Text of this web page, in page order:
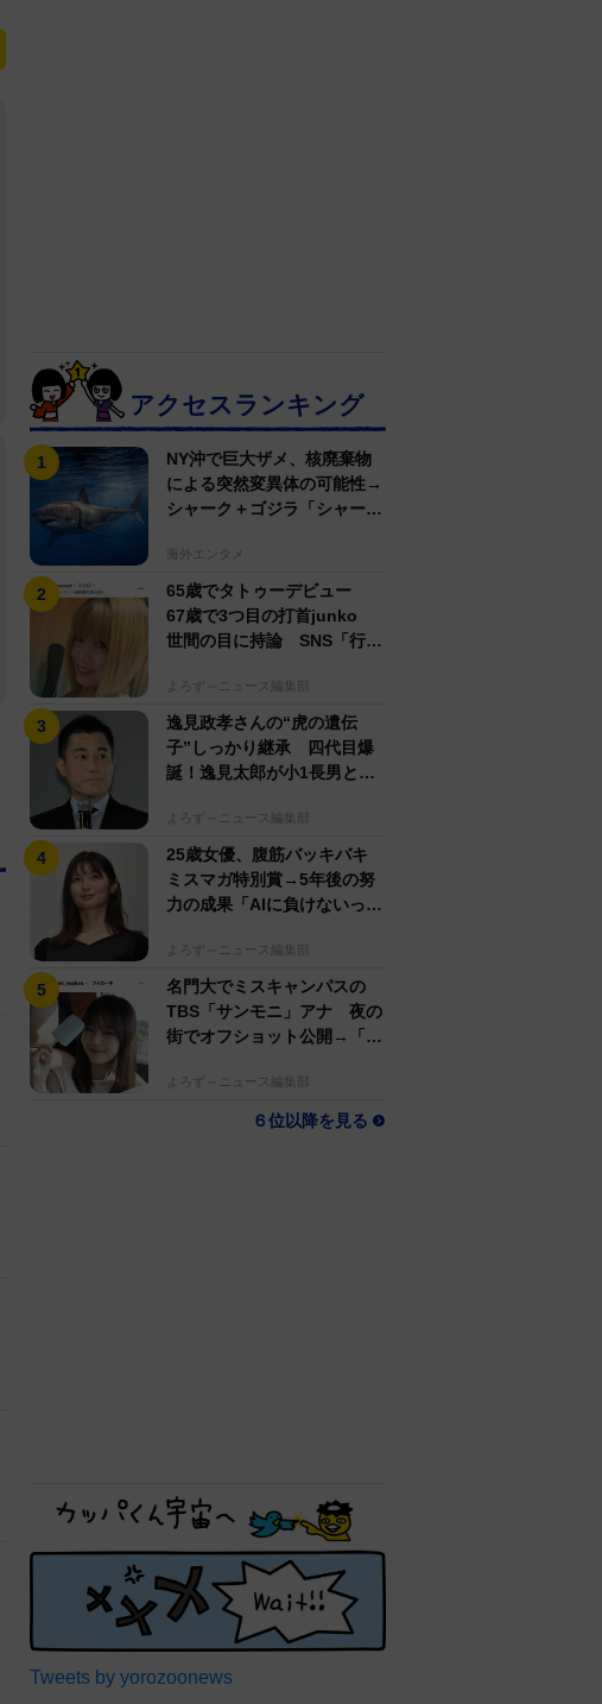
アクセスランキング
NY沖で巨大ザメ、核廃棄物
による突然変異体の可能性→
シャーク＋ゴジラ「シャーク
海外エンタメ
65歳でタトゥーデビュー
67歳で3つ目の打首junko
世間の目に持論 SNS「行動
よろず～ニュース編集部
逸見政孝さんの“虎の遺伝
子”しっかり継承 四代目爆
誕！逸見太郎が小1長男とと
よろず～ニュース編集部
25歳女優、腹筋バッキバキ
ミスマガ特別賞→5年後の努
力の成果「AIに負けないっ」
よろず～ニュース編集部
名門大でミスキャンパスの
TBS「サンモニ」アナ 夜の
街でオフショット公開→「ノ
よろず～ニュース編集部
６位以降を見る
Tweets by yorozoonews